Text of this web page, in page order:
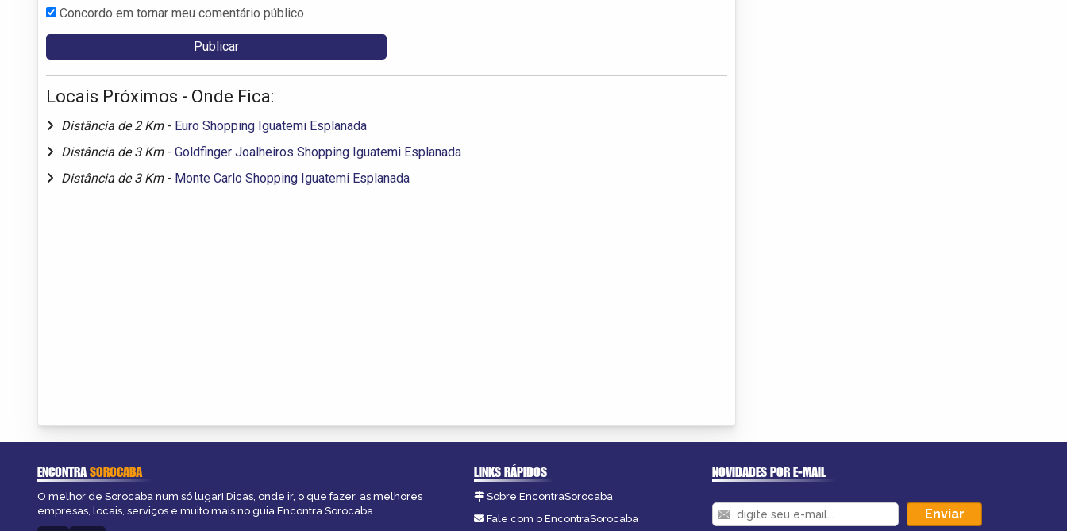
Concordo em tornar meu comentário público
Locais Próximos - Onde Fica:
Distância de 2 Km - Euro Shopping Iguatemi Esplanada
Distância de 3 Km - Goldfinger Joalheiros Shopping Iguatemi Esplanada
Distância de 3 Km - Monte Carlo Shopping Iguatemi Esplanada
ENCONTRASOROCABA
O melhor de Sorocaba num só lugar! Dicas, onde ir, o que fazer, as melhores
empresas, locais, serviços e muito mais no guia Encontra Sorocaba.
LINKS RÁPIDOS
Sobre EncontraSorocaba
Fale com o EncontraSorocaba
NOVIDADES POR E-MAIL